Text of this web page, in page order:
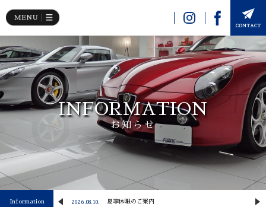
INFORMATION
お知らせ
Information 2026.08.10. 夏季休暇のご案内